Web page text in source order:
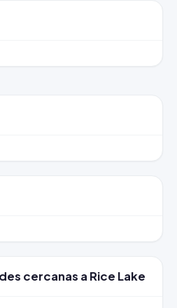
cercanas a Rice Lake